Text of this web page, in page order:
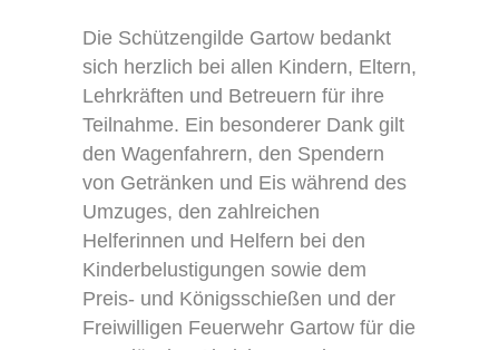
Die Schützengilde Gartow bedankt
sich herzlich bei allen Kindern, Eltern,
Lehrkräften und Betreuern für ihre
Teilnahme. Ein besonderer Dank gilt
den Wagenfahrern, den Spendern
von Getränken und Eis während des
Umzuges, den zahlreichen
Helferinnen und Helfern bei den
Kinderbelustigungen sowie dem
Preis- und Königsschießen und der
Freiwilligen Feuerwehr Gartow für die